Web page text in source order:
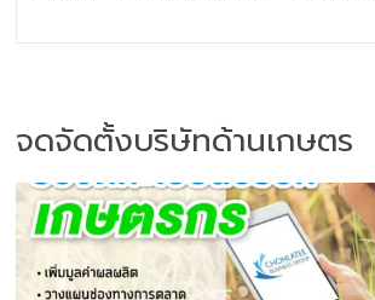
จดจัดตั้งบริษัทด้านเกษตร